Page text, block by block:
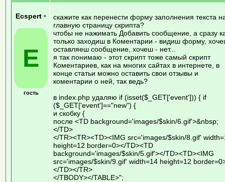
Ecspert •
E
гость
скажите как перенести форму заполнения текста
главную страницу скрипта?
чтобы не нажимать Добавить сообщение, а сразу
только заходиш в Коментарии - видиш форму,
оставляеш сообщение, хочеш - нет...
я так понимаю - этот скрипт тоже самый скрипт
Коментариев, как на многих сайтах в интернете, в
конце статьи можно оставить свои отзывы и
коментарии о ней, так ведь?
в index.php удаляю if (isset($_GET['event'])) { if
($_GET['event']=="new") {
и скобку {
после <TD background='images/$skin/6.gif'>&nbsp;
</TD>
</TR><TR><TD><IMG src='images/$skin/8.gif'
height=12 border=0></TD><TD
background='images/$skin/5.gif'></TD><TD><IMG
src='images/$skin/9.gif' width=14 height=12
</TD></TR>
</TBODY></TABLE>";